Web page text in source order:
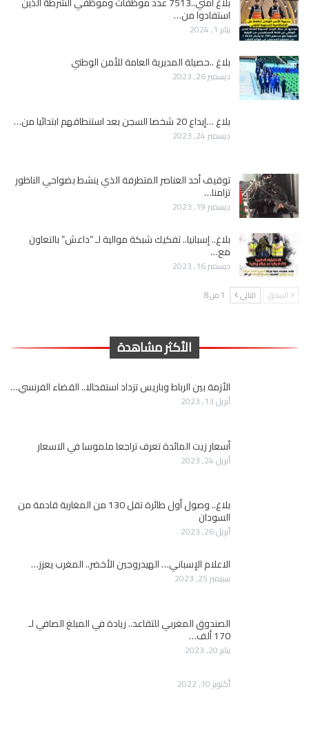
استفادوا من…
يناير 1, 2024
بلاغ ..حصيلة المديرية العامة للأمن الوطني
ديسمبر 26, 2023
بلاغ …إيداع 20 شخصا السجن بعد استنطاقهم ابتدائيا من…
ديسمبر 24, 2023
توقيف أحد العناصر المتطرفة الذي ينشط بضواحي الناظور
تزامنا…
ديسمبر 19, 2023
بلاغ.. إسبانيا.. تفكيك شبكة موالية لـ “داعش” بالتعاون
مع…
ديسمبر 16, 2023
السابق التالي 1 من 8
الأكثر مشاهدة
الأزمة بين الرباط وباريس تزداد استفحالا.. القضاء الفرنسي…
أبريل 13, 2023
أسعار زيت المائدة تعرف تراجعا ملموسا في الاسعار
أبريل 24, 2023
بلاغ.. وصول أول طائرة تقل 130 من المغاربة قادمة من
السودان
أبريل 26, 2023
الاعلام الإسباني… الهيدروجين الأخضر.. المغرب يعزز…
سبتمبر 25, 2023
الصندوق المغربي للتقاعد.. زيادة في المبلغ الصافي لـ
170 ألف…
يناير 20, 2023
أكتوبر 10, 2022